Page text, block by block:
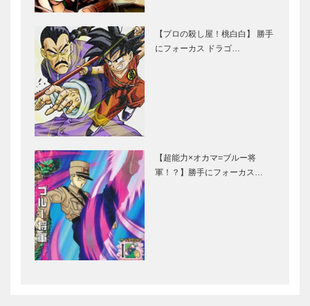
【プロの殺し屋！桃白白】 勝手
にフォーカス ドラゴ…
【超能力×オカマ=ブルー将
軍！？】勝手にフォーカス…